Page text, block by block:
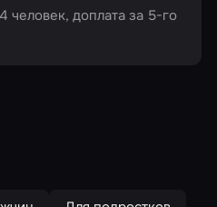
человек, доплата за 5-го